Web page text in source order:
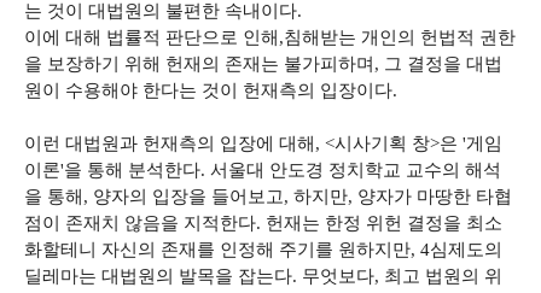
는 것이 대법원의 불편한 속내이다.
이에 대해 법률적 판단으로 인해,침해받는 개인의 헌법적 권한
을 보장하기 위해 헌재의 존재는 불가피하며, 그 결정을 대법
원이 수용해야 한다는 것이 헌재측의 입장이다.
이런 대법원과 헌재측의 입장에 대해, <시사기획 창>은 '게임
이론'을 통해 분석한다. 서울대 안도경 정치학교 교수의 해석
을 통해, 양자의 입장을 들어보고, 하지만, 양자가 마땅한 타협
점이 존재치 않음을 지적한다. 헌재는 한정 위헌 결정을 최소
화할테니 자신의 존재를 인정해 주기를 원하지만, 4심제도의
딜레마는 대법원의 발목을 잡는다. 무엇보다, 최고 법원의 위